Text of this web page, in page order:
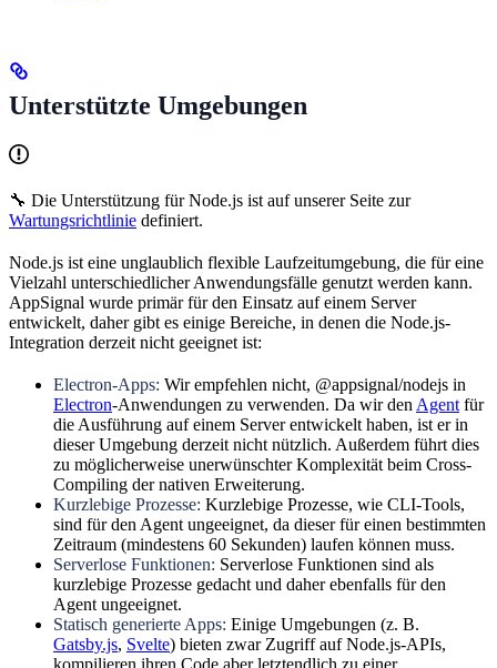
Unterstützte Umgebungen
🔧 Die Unterstützung für Node.js ist auf unserer Seite zur
Wartungsrichtlinie definiert.
Node.js ist eine unglaublich flexible Laufzeitumgebung, die für eine
Vielzahl unterschiedlicher Anwendungsfälle genutzt werden kann.
AppSignal wurde primär für den Einsatz auf einem Server
entwickelt, daher gibt es einige Bereiche, in denen die Node.js-
Integration derzeit nicht geeignet ist:
Electron-Apps: Wir empfehlen nicht, @appsignal/nodejs in
Electron-Anwendungen zu verwenden. Da wir den Agent für
die Ausführung auf einem Server entwickelt haben, ist er in
dieser Umgebung derzeit nicht nützlich. Außerdem führt dies
zu möglicherweise unerwünschter Komplexität beim Cross-
Compiling der nativen Erweiterung.
Kurzlebige Prozesse: Kurzlebige Prozesse, wie CLI-Tools,
sind für den Agent ungeeignet, da dieser für einen bestimmten
Zeitraum (mindestens 60 Sekunden) laufen können muss.
Serverlose Funktionen: Serverlose Funktionen sind als
kurzlebige Prozesse gedacht und daher ebenfalls für den
Agent ungeeignet.
Statisch generierte Apps: Einige Umgebungen (z. B.
Gatsby.js, Svelte) bieten zwar Zugriff auf Node.js-APIs,
kompilieren ihren Code aber letztendlich zu einer